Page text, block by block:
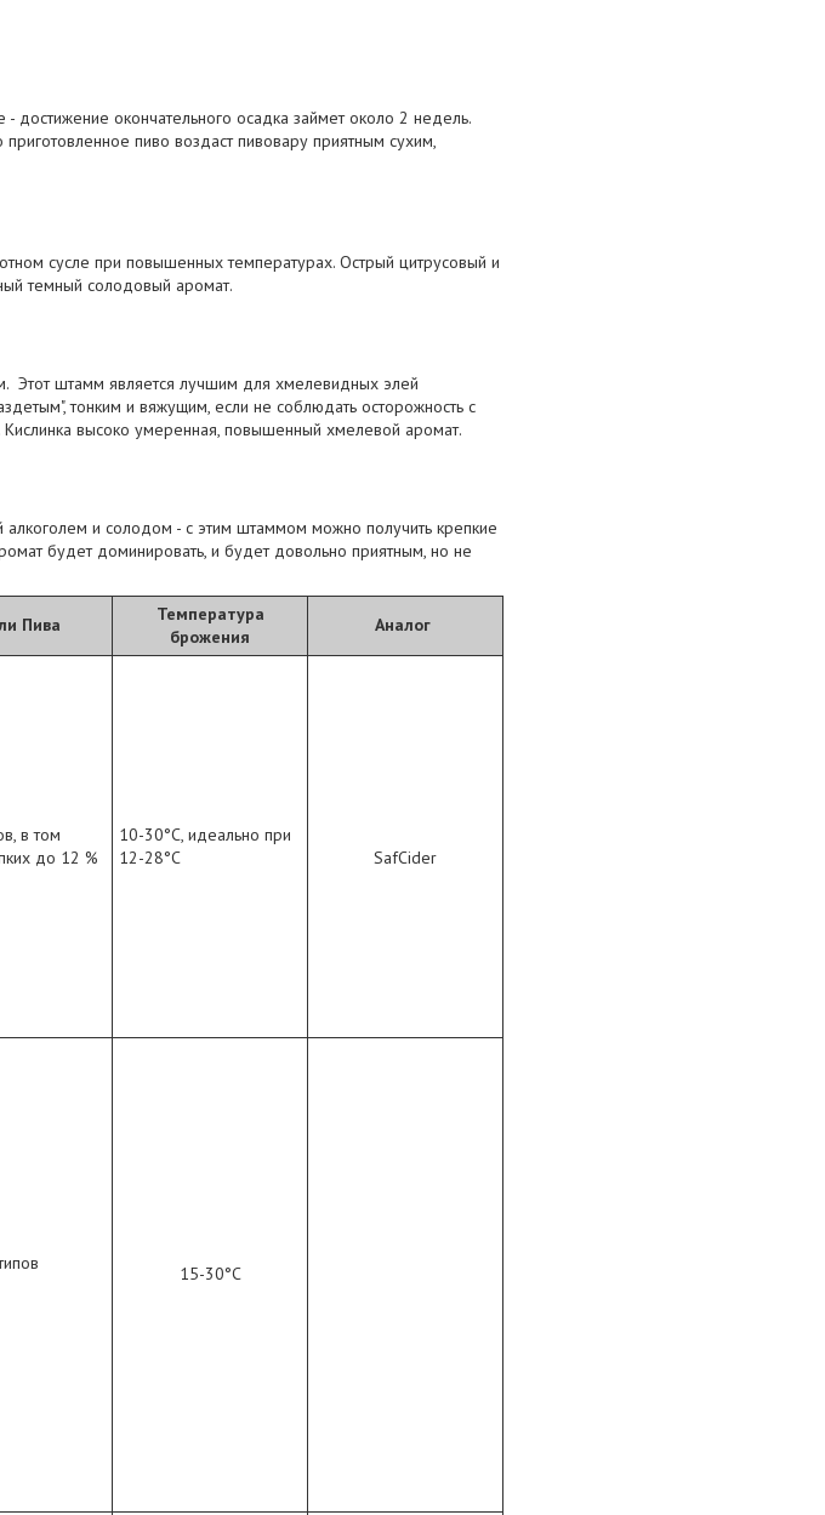
окончательного осадка займет около 2 недель.
пиво воздаст пивовару приятным сухим,
сусле при повышенных температурах. Острый цитрусовый и
темный солодовый аромат.
Этот штамм является лучшим для хмелевидных элей
тонким и вяжущим, если не соблюдать осторожность с
Кислинка высоко умеренная, повышенный хмелевой аромат.
алкоголем и солодом - с этим штаммом можно получить крепкие
будет доминировать, и будет довольно приятным, но не
Пива
Температура
брожения
Аналог
в том
до 12 %
10-30°C, идеально при
12-28°C
SafCider
15-30°C